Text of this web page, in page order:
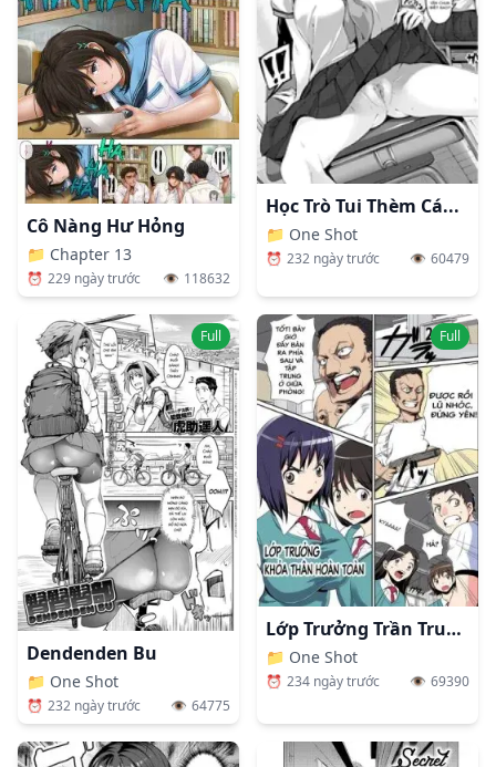
Cô Nàng Hư Hỏng
📁 Chapter 13
⏰ 229 ngày trước 👁️ 118632
Học Trò Tui Thèm Cá...
📁 One Shot
⏰ 232 ngày trước 👁️ 60479
Full
Dendenden Bu
📁 One Shot
⏰ 232 ngày trước 👁️ 64775
Full
Lớp Trưởng Trần Truồng.
📁 One Shot
⏰ 234 ngày trước 👁️ 69390